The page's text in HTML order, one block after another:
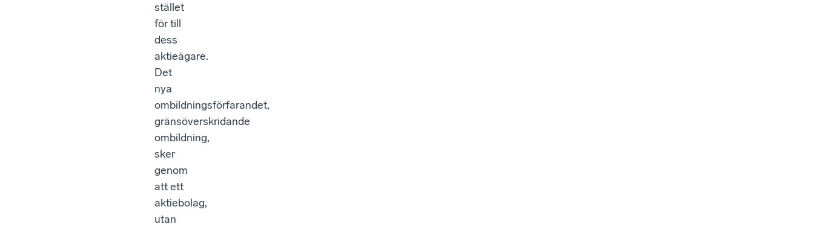
stället
för till
dess
aktieägare.
Det
nya
ombildningsförfarandet,
gränsöverskridande
ombildning,
sker
genom
att ett
aktiebolag,
utan